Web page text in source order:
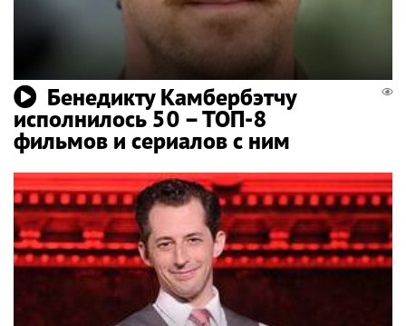
Бенедикту Камбербэтчу
исполнилось 50 – ТОП-8
фильмов и сериалов с ним